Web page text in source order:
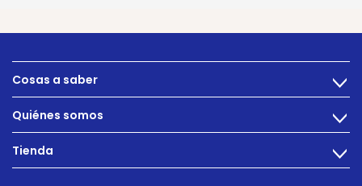
Cosas a saber >
Alimentacion
Problemas intestinales
Salud intestinal
Quiénes somos >
Tecnología
Tienda >
INTEST.pro